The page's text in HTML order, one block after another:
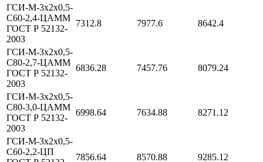
ГСИ-М-3х2х0,5-
С60-2,4-ЦАММ
ГОСТ Р 52132-
2003
7312.8 7977.6 8642.4
ГСИ-М-3х2х0,5-
С80-2,7-ЦАММ
ГОСТ Р 52132-
2003
6836.28 7457.76 8079.24
ГСИ-М-3х2х0,5-
С80-3,0-ЦАММ
ГОСТ Р 52132-
2003
6998.64 7634.88 8271.12
ГСИ-М-3х2х0,5-
С60-2,2-ЦП
7856.64 8570.88 9285.12